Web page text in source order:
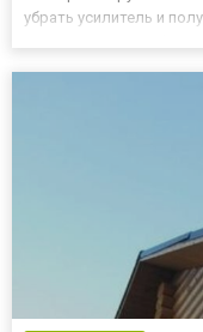
убрать усилитель и